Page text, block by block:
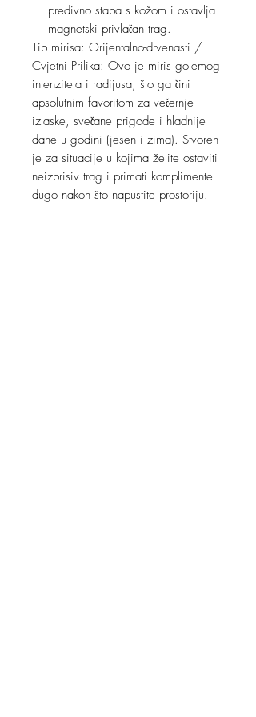
predivno stapa s kožom i ostavlja
magnetski privlačan trag.
Tip mirisa: Orijentalno-drvenasti /
Cvjetni Prilika: Ovo je miris golemog
intenziteta i radijusa, što ga čini
apsolutnim favoritom za večernje
izlaske, svečane prigode i hladnije
dane u godini (jesen i zima). Stvoren
je za situacije u kojima želite ostaviti
neizbrisiv trag i primati komplimente
dugo nakon što napustite prostoriju.